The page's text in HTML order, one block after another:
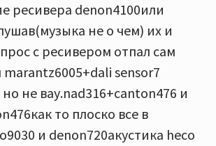
ресивера denon4100или
не о чем) их и
с ресивером отпал сам
sensor7
не вау.nad316+canton476 и
то плоско все в
и denon720акустика heco